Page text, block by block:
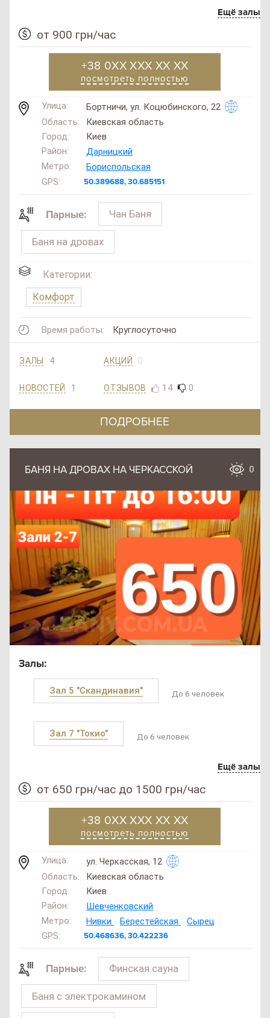
SPA
(Сан
СПА
250
Ещё залы
от 900 грн/час
+38 0XX XXX XX XX
посмотреть полностью
Улица:
Бортничи, ул. Коцюбинского, 22
Область:
Киевская область
Город:
Киев
Район:
Дарницкий
Метро:
Бориспольская
GPS:
50.389688, 30.685151
Парные: Чан Баня
Баня на дровах
Категории:
Комфорт
Время работы: Круглосуточно
ЗАЛЫ 4 АКЦИЙ 0
НОВОСТЕЙ 1 ОТЗЫВОВ 14 0
ПОДРОБНЕЕ
БАНЯ НА ДРОВАХ НА ЧЕРКАССКОЙ 0
Залы:
Зал 5 "Скандинавия" До 6 человек
Зал 7 "Токио" До 6 человек
Ещё залы
от 650 грн/час до 1500 грн/час
+38 0XX XXX XX XX
посмотреть полностью
Улица:
ул. Черкасская, 12
Область:
Киевская область
Город:
Киев
Район:
Шевченковский
Метро:
Нивки Берестейская
Сырец
GPS:
50.468636, 30.422236
Парные: Финская сауна
Баня с электрокамином